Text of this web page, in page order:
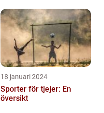
18 januari 2024
Sporter för tjejer: En
översikt